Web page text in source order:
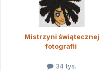
Mistrzyni świątecznej
fotografii
34 tys.